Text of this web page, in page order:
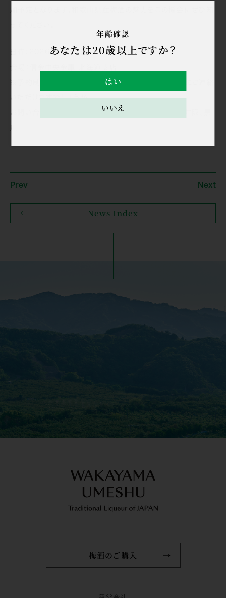
加予定となります。和歌山県産梅酒の魅力をこの機会にぜひ知
日時：2026年3月17日（火） 13:00~17:00
会場：信金中央金庫 北海道支店
※予約制となりますので、参加希望の事業者様は事前にご連絡
いただけますでしょうか。
お問い合わせ 073-428-1431和歌山放送 担当：井阪、黒
Prev Next
News Index
梅酒のご購入
年齢確認
あなたは20歳以上ですか？
はい
いいえ